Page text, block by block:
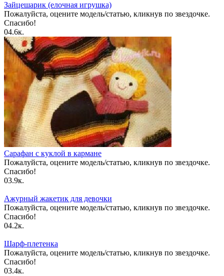
Зайцешарик (елочная игрушка)
Пожалуйста, оцените модель/статью, кликнув по звездочке.
Спасибо!
04.6к.
Сарафан с куклой в кармане
Пожалуйста, оцените модель/статью, кликнув по звездочке.
Спасибо!
03.9к.
Ажурный жакетик для девочки
Пожалуйста, оцените модель/статью, кликнув по звездочке.
Спасибо!
04.2к.
Шарф-плетенка
Пожалуйста, оцените модель/статью, кликнув по звездочке.
Спасибо!
03.4к.